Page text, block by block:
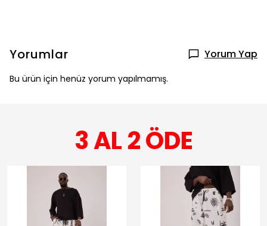
Yorumlar Yorum Yap
Bu ürün için henüz yorum yapılmamış.
3 AL 2 ÖDE